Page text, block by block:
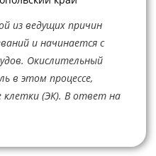
из ведущих причин
и начинается с
Окислительный
в этом процессе,
клетки (ЭК). В ответ на